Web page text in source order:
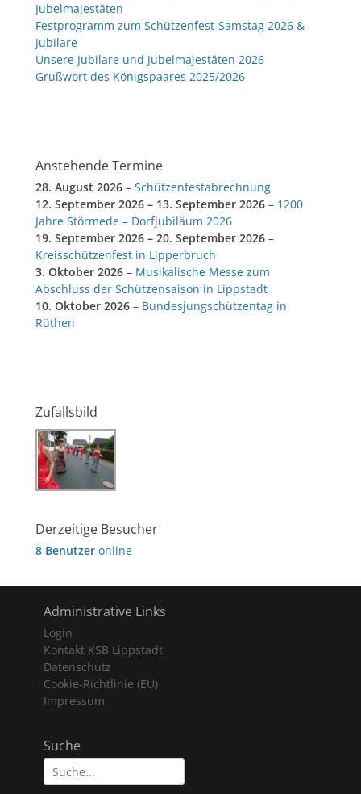
Jubelmajestäten
Festprogramm zum Schützenfest-Samstag 2026 &
Jubilare
Unsere Jubilare und Jubelmajestäten 2026
Grußwort des Königspaares 2025/2026
Anstehende Termine
28. August 2026 – Schützenfestabrechnung
12. September 2026 – 13. September 2026 – 1200
Jahre Störmede – Dorfjubiläum 2026
19. September 2026 – 20. September 2026 –
Kreisschützenfest in Lipperbruch
3. Oktober 2026 – Musikalische Messe zum
Abschluss der Schützensaison in Lippstadt
10. Oktober 2026 – Bundesjungschützentag in
Rüthen
Zufallsbild
Derzeitige Besucher
8 Benutzer online
Administrative Links
Login
Kontakt KSB Lippstadt
Datenschutz
Cookie-Richtlinie (EU)
Impressum
Suche
Suche
nach: